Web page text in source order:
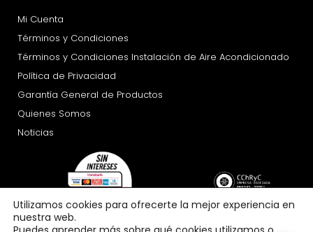
Mi Cuenta
Términos y Condiciones
Términos y Condiciones Instalación de Aire Acondicionado
Política de Privacidad
Garantía General de Productos
Quienes Somos
Noticias
Utilizamos cookies para ofrecerte la mejor experiencia en
nuestra web.